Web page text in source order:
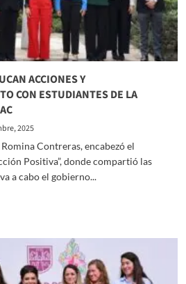
ACCIONES Y
CON ESTUDIANTES DE LA
2025
Contreras, encabezó el
Positiva”, donde compartió las
a cabo el gobierno...